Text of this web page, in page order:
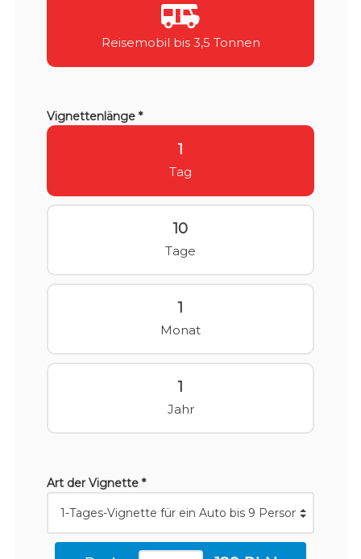
Reisemobil bis 3,5 Tonnen
Vignettenlänge *
1
Tag
10
Tage
1
Monat
1
Jahr
Art der Vignette *